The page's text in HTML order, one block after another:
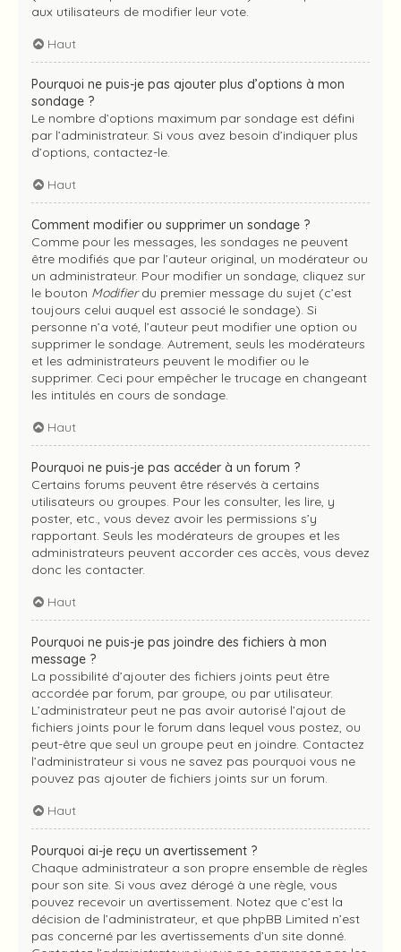
aux utilisateurs de modifier leur vote.
Haut
Pourquoi ne puis-je pas ajouter plus d’options à mon
sondage ?
Le nombre d’options maximum par sondage est défini
par l’administrateur. Si vous avez besoin d’indiquer plus
d’options, contactez-le.
Haut
Comment modifier ou supprimer un sondage ?
Comme pour les messages, les sondages ne peuvent
être modifiés que par l’auteur original, un modérateur ou
un administrateur. Pour modifier un sondage, cliquez sur
le bouton Modifierdu premier message du sujet (c’est
toujours celui auquel est associé le sondage). Si
personne n’a voté, l’auteur peut modifier une option ou
supprimer le sondage. Autrement, seuls les modérateurs
et les administrateurs peuvent le modifier ou le
supprimer. Ceci pour empêcher le trucage en changeant
les intitulés en cours de sondage.
Haut
Pourquoi ne puis-je pas accéder à un forum ?
Certains forums peuvent être réservés à certains
utilisateurs ou groupes. Pour les consulter, les lire, y
poster, etc., vous devez avoir les permissions s’y
rapportant. Seuls les modérateurs de groupes et les
administrateurs peuvent accorder ces accès, vous devez
donc les contacter.
Haut
Pourquoi ne puis-je pas joindre des fichiers à mon
message ?
La possibilité d’ajouter des fichiers joints peut être
accordée par forum, par groupe, ou par utilisateur.
L’administrateur peut ne pas avoir autorisé l’ajout de
fichiers joints pour le forum dans lequel vous postez, ou
peut-être que seul un groupe peut en joindre. Contactez
l’administrateur si vous ne savez pas pourquoi vous ne
pouvez pas ajouter de fichiers joints sur un forum.
Haut
Pourquoi ai-je reçu un avertissement ?
Chaque administrateur a son propre ensemble de règles
pour son site. Si vous avez dérogé à une règle, vous
pouvez recevoir un avertissement. Notez que c’est la
décision de l’administrateur, et que phpBB Limited n’est
pas concerné par les avertissements d’un site donné.